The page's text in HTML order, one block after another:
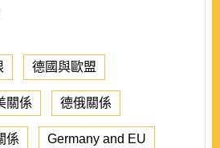
德國與歐盟
關係 德俄關係
係 Germany and EU